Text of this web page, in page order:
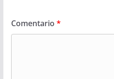
Comentario *